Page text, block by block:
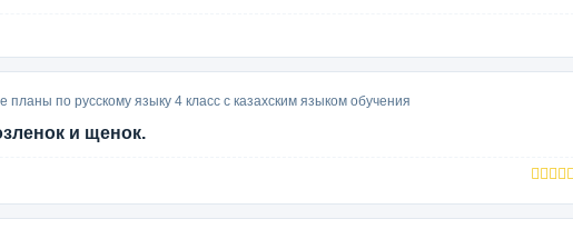
планы по русскому языку 4 класс с казахским языком обучения
и щенок.